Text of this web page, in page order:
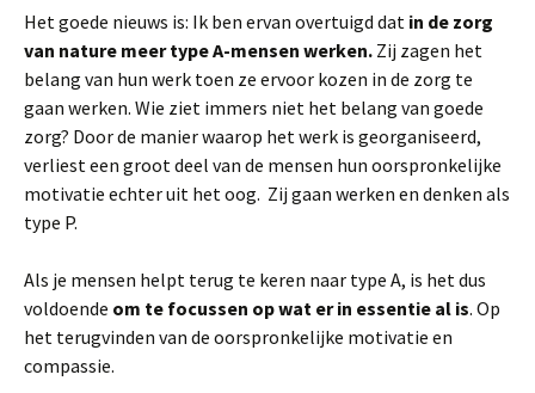
Het goede nieuws is: Ik ben ervan overtuigd dat in de zorg
van nature meer type A-mensen werken. Zij zagen het
belang van hun werk toen ze ervoor kozen in de zorg te
gaan werken. Wie ziet immers niet het belang van goede
zorg? Door de manier waarop het werk is georganiseerd,
verliest een groot deel van de mensen hun oorspronkelijke
motivatie echter uit het oog. Zij gaan werken en denken als
type P.
Als je mensen helpt terug te keren naar type A, is het dus
voldoende om te focussen op wat er in essentie al is. Op
het terugvinden van de oorspronkelijke motivatie en
compassie.